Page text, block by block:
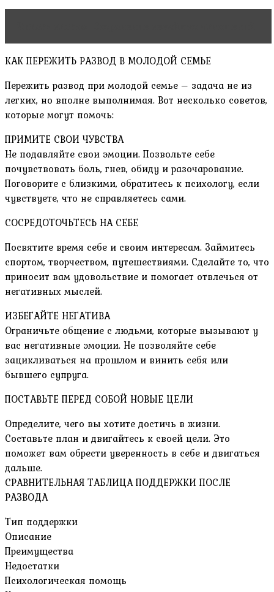
КАК ПЕРЕЖИТЬ РАЗВОД В МОЛОДОЙ СЕМЬЕ
Пережить развод при молодой семье – задача не из
легких, но вполне выполнимая. Вот несколько советов,
которые могут помочь:
ПРИМИТЕ СВОИ ЧУВСТВА
Не подавляйте свои эмоции. Позвольте себе
почувствовать боль, гнев, обиду и разочарование.
Поговорите с близкими, обратитесь к психологу, если
чувствуете, что не справляетесь сами.
СОСРЕДОТОЧЬТЕСЬ НА СЕБЕ
Посвятите время себе и своим интересам. Займитесь
спортом, творчеством, путешествиями. Сделайте то, что
приносит вам удовольствие и помогает отвлечься от
негативных мыслей.
ИЗБЕГАЙТЕ НЕГАТИВА
Ограничьте общение с людьми, которые вызывают у
вас негативные эмоции. Не позволяйте себе
зацикливаться на прошлом и винить себя или
бывшего супруга.
ПОСТАВЬТЕ ПЕРЕД СОБОЙ НОВЫЕ ЦЕЛИ
Определите, чего вы хотите достичь в жизни.
Составьте план и двигайтесь к своей цели. Это
поможет вам обрести уверенность в себе и двигаться
дальше.
СРАВНИТЕЛЬНАЯ ТАБЛИЦА ПОДДЕРЖКИ ПОСЛЕ
РАЗВОДА
Тип поддержки
Описание
Преимущества
Недостатки
Психологическая помощь